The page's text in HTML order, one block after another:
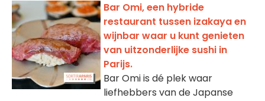
Bar Omi, een hybride
restaurant tussen izakaya en
wijnbar waar u kunt genieten
van uitzonderlijke sushi in
Parijs.
Bar Omi is dé plek waar
liefhebbers van de Japanse